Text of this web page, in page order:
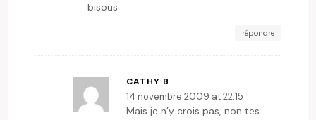
bisous
répondre
CATHY B
14 novembre 2009 at 22:15
Mais je n’y crois pas, non tes